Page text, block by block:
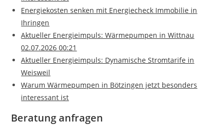
Energiekosten senken mit Energiecheck Immobilie in
Ihringen
Aktueller Energieimpuls: Wärmepumpen in Wittnau
02.07.2026 00:21
Aktueller Energieimpuls: Dynamische Stromtarife in
Weisweil
Warum Wärmepumpen in Bötzingen jetzt besonders
interessant ist
Beratung anfragen